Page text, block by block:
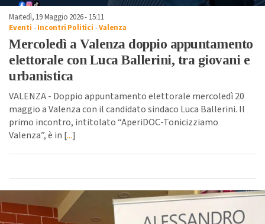
Martedì, 19 Maggio 2026 - 15:11
Eventi -Incontri Politici -Valenza
Mercoledì a Valenza doppio appuntamento
elettorale con Luca Ballerini, tra giovani e
urbanistica
VALENZA - Doppio appuntamento elettorale mercoledì 20
maggio a Valenza con il candidato sindaco Luca Ballerini. Il
primo incontro, intitolato “AperiDOC-Tonicizziamo
Valenza”, è in [...]